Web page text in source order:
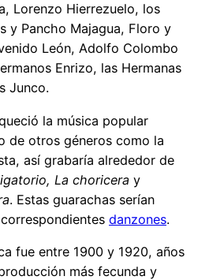
Lorenzo Hierrezuelo, los
y Pancho Majagua, Floro y
León, Adolfo Colombo
Enrizo, las Hermanas
Junco.
la música popular
de otros géneros como la
así grabaría alrededor de
La choricera y
. Estas guarachas serían
danzones.
fue entre 1900 y 1920, años
más fecunda y